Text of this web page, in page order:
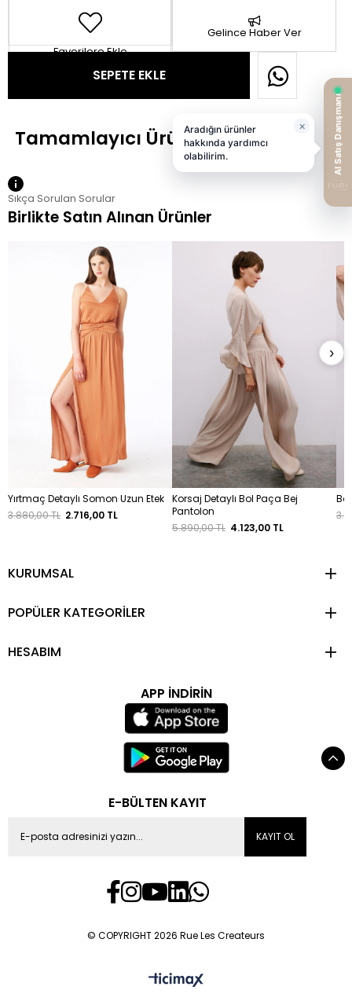
Favorilere Ekle
Gelince Haber Ver
Sıkça Sorulan Sorular
Birlikte Satın Alınan Ürünler
Yırtmaç Detaylı Somon Uzun Etek
3.880,00 TL 2.716,00 TL
Korsaj Detaylı Bol Paça Bej
Pantolon
5.890,00 TL 4.123,00 TL
›
KURUMSAL
POPÜLER KATEGORİLER
HESABIM
APP İNDİRİN
E-BÜLTEN KAYIT
KAYIT OL
© COPYRIGHT 2026 Rue Les Createurs